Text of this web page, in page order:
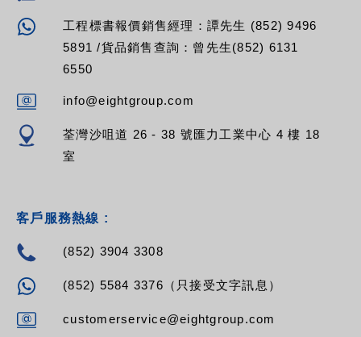
工程標書報價銷售經理：譚先生 (852) 9496
5891 /貨品銷售查詢：曾先生(852) 6131
6550
info@eightgroup.com
荃灣沙咀道 26 - 38 號匯力工業中心 4 樓 18
室
客戶服務熱線 :
(852) 3904 3308
(852) 5584 3376（只接受文字訊息）
customerservice@eightgroup.com